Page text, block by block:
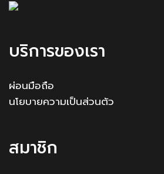
บริการของเรา
ผ่อนมือถือ
นโยบายความเป็นส่วนตัว
สมาชิก